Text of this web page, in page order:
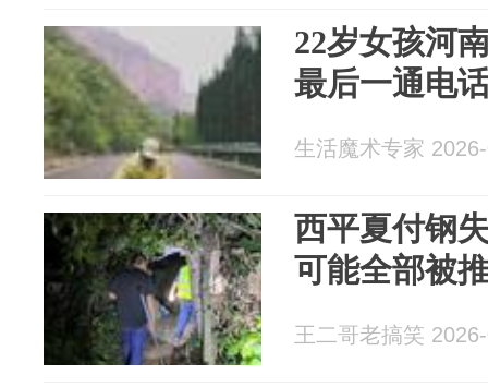
22岁女孩河
最后一通电
生活魔术专家
西平夏付钢
可能全部被
王二哥老搞笑